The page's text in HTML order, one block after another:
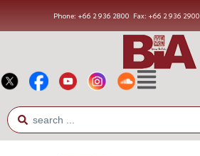
Phone: +66 2 936 2800 Fax: +66 2 936 2900